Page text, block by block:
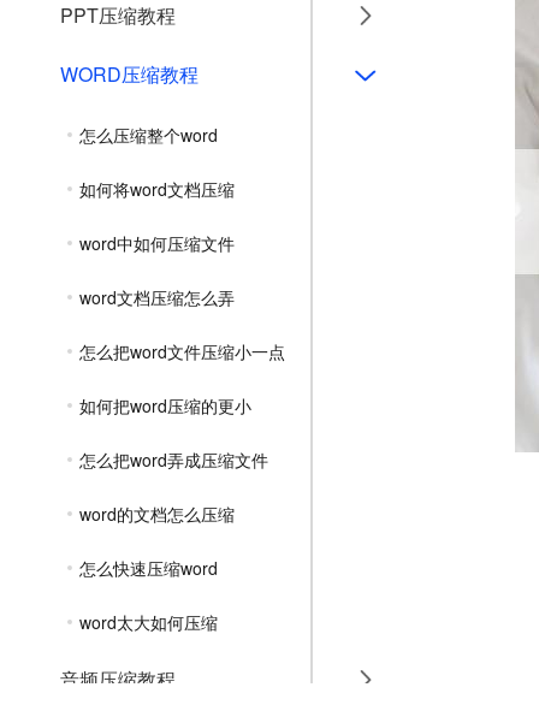
PPT压缩教程
WORD压缩教程
怎么压缩整个word
如何将word文档压缩
word中如何压缩文件
word文档压缩怎么弄
怎么把word文件压缩小一点
如何把word压缩的更小
怎么把word弄成压缩文件
word的文档怎么压缩
怎么快速压缩word
word太大如何压缩
音频压缩教程